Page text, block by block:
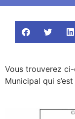
Vous trouverez
Municipal qui